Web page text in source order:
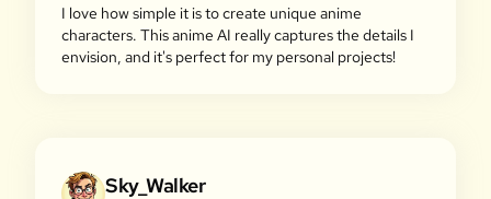
I love how simple it is to create unique anime
characters. This anime AI really captures the details I
envision, and it's perfect for my personal projects!
Sky_Walker